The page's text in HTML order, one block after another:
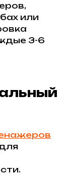
или
3-6